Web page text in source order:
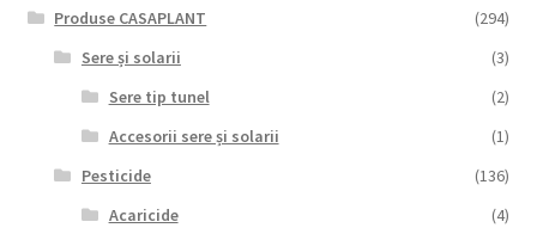
Produse CASAPLANT
(294)
Sere și solarii
(3)
Sere tip tunel
(2)
Accesorii sere și solarii
(1)
Pesticide
(136)
Acaricide
(4)